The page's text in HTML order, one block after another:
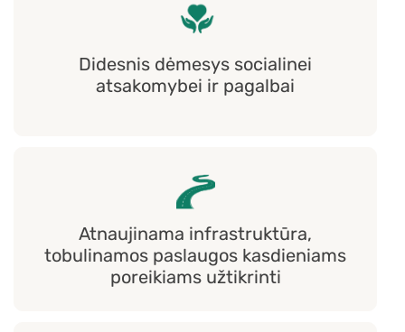
Didesnis dėmesys socialinei
atsakomybei ir pagalbai
Atnaujinama infrastruktūra,
tobulinamos paslaugos kasdieniams
poreikiams užtikrinti